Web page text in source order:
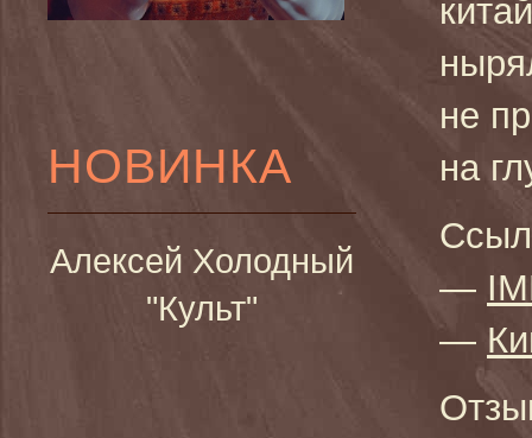
НОВИНКА
Алексей Холодный
"Культ"
не
на
—
—